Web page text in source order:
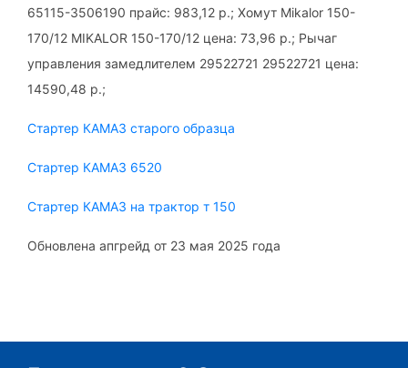
65115-3506190 прайс: 983,12 р.; Хомут Mikalor 150-
170/12 MIKALOR 150-170/12 цена: 73,96 р.; Рычаг
управления замедлителем 29522721 29522721 цена:
14590,48 р.;
Стартер КАМАЗ старого образца
Стартер КАМАЗ 6520
Стартер КАМАЗ на трактор т 150
Обновлена апгрейд от 23 мая 2025 года